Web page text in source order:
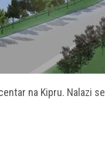
na Kipru. Nalazi